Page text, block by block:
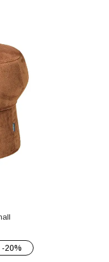
-20%